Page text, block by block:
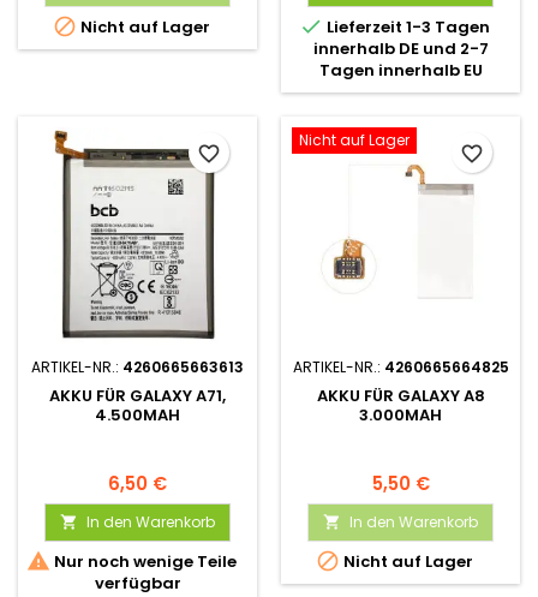
 Nicht auf Lager  Lieferzeit 1-3 Tagen
innerhalb DE und 2-7
Tagen innerhalb EU
ARTIKEL-NR.: 4260665663613
AKKU FÜR GALAXY A71,
4.500MAH
6,50 €
 In den Warenkorb
 Nur noch wenige Teile
verfügbar
favorite_border
Nicht auf Lager
ARTIKEL-NR.: 4260665664825
AKKU FÜR GALAXY A8
3.000MAH
5,50 €
 In den Warenkorb
 Nicht auf Lager
favorite_border